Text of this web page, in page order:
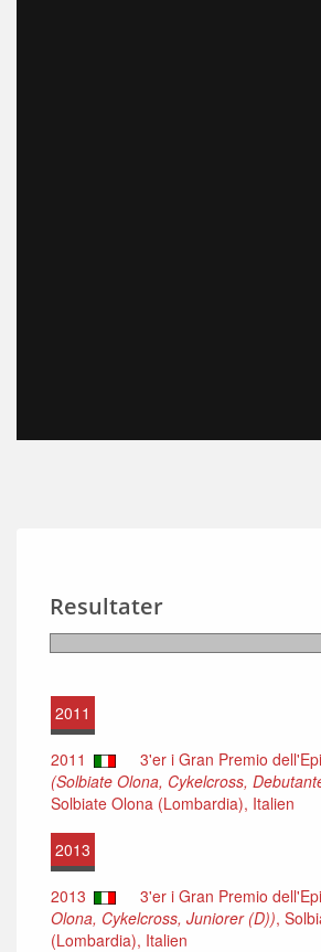
Resultater
2011
2011
3'er i Gran Premio
(Solbiate Olona, Cykelcross,
Solbiate Olona (Lombardia), Italien
2013
2013 3'er i Gran Premio
Olona, Cykelcross, Juniorer (D)),
(Lombardia), Italien